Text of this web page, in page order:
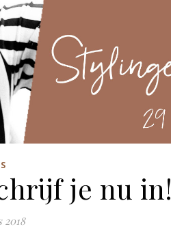
je nu in!
2018